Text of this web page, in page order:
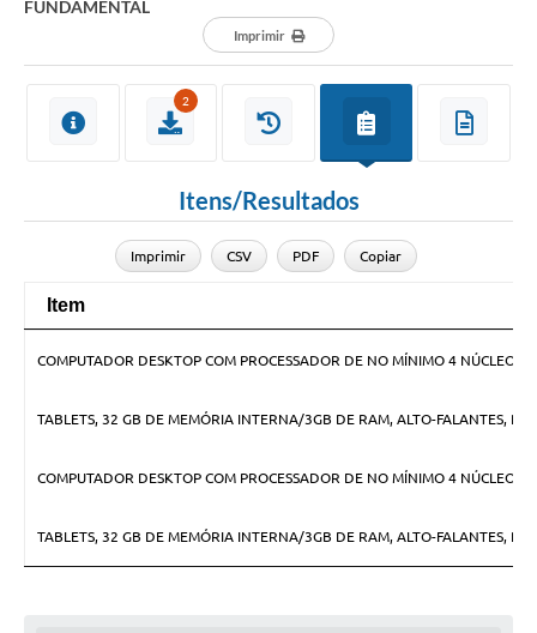
FUNDAMENTAL
Imprimir
2
Itens/Resultados
Imprimir CSV PDF Copiar
Item
COMPUTADOR DESKTOP COM PROCESSADOR DE NO MÍNIMO 4
TABLETS, 32 GB DE MEMÓRIA INTERNA/3GB DE RAM, ALTO-FALANTES,
COMPUTADOR DESKTOP COM PROCESSADOR DE NO MÍNIMO 4
TABLETS, 32 GB DE MEMÓRIA INTERNA/3GB DE RAM, ALTO-FALANTES,